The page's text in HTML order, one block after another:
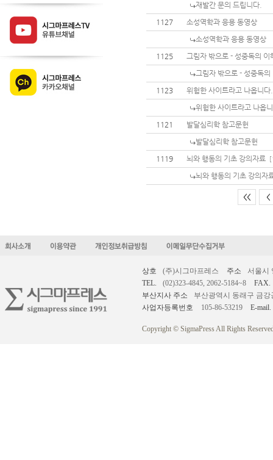
재발간 문의 드립니다.
1127
소성역학과 응용 동영상
소성역학과 응용 동영상
1125
그림자 밖으로 - 성중독의
그림자 밖으로 - 성중독
1123
위험한 사이트라고 나옵니다.
위험한 사이트라고 나옵
1121
발달심리학 참고문헌
발달심리학 참고문헌
1119
뇌와 행동의 기초 강의자료
뇌와 행동의 기초 강의자
<< <
상호 (주)시그마프레스 주소
서울시
TEL.
(02)323-4845, 2062-5184~8
FAX.
부산지사 주소
부산광역시 동래구 금강
사업자등록번호
105-86-53219 E-mail.
Copyright © SigmaPress All Rights